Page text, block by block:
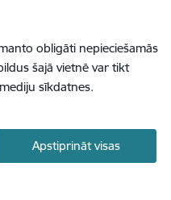
obligāti nepieciešamās
šajā vietnē var tikt
sīkdatnes.
Apstiprināt visas